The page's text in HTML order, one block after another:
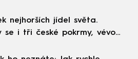
nejhorších jídel světa.
se i tři české pokrmy, vévodí